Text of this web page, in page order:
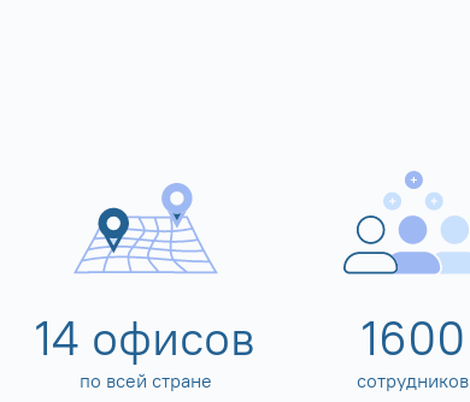
14 офисов
по всей стране
1600
сотрудников